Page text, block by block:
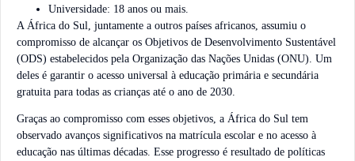
Universidade: 18 anos ou mais.
A África do Sul, juntamente a outros países africanos, assumiu o
compromisso de alcançar os Objetivos de Desenvolvimento Sustentável
(ODS) estabelecidos pela Organização das Nações Unidas (ONU). Um
deles é garantir o acesso universal à educação primária e secundária
gratuita para todas as crianças até o ano de 2030.
Graças ao compromisso com esses objetivos, a África do Sul tem
observado avanços significativos na matrícula escolar e no acesso à
educação nas últimas décadas. Esse progresso é resultado de políticas